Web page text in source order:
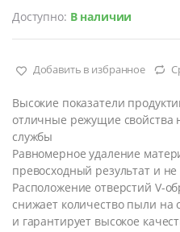
Доступно: В наличии
Добавить в избранное
Высокие показатели
отличные режущие свойства
службы
Равномерное удаление
превосходный результат и
Расположение отверстий V-
снижает количество пыли на
и гарантирует высокое